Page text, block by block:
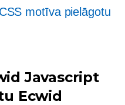
motīva pielāgotu
Javascript
Ecwid